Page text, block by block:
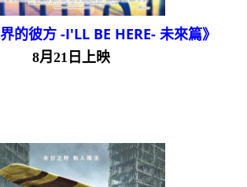
的彼方 -I'LL BE HERE- 未來篇》
8月21日上映